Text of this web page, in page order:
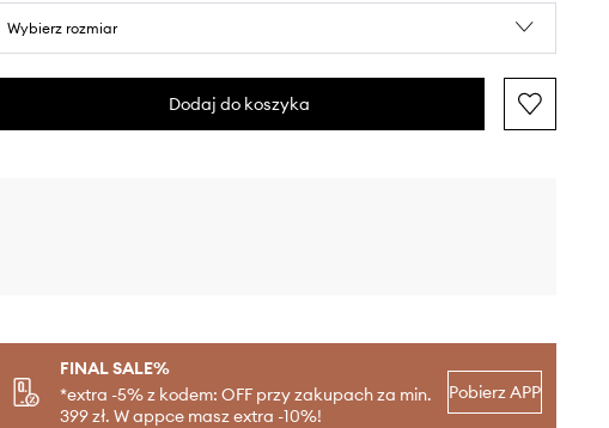
Wybierz rozmiar
Dodaj do koszyka
FINAL SALE%
*extra -5% z kodem: OFF przy zakupach za min.
399 zł. W appce masz extra -10%!
Pobierz APP